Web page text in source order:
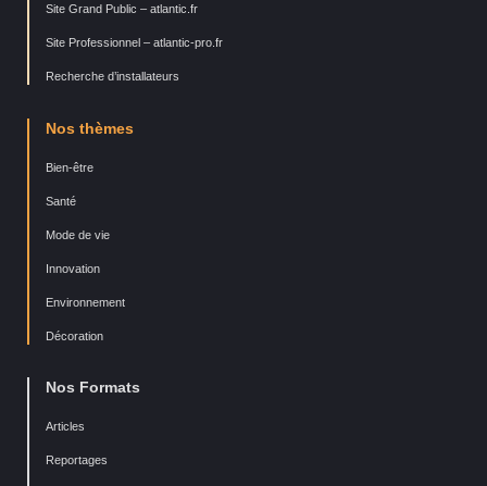
Site Grand Public – atlantic.fr
Site Professionnel – atlantic-pro.fr
Recherche d’installateurs
Nos thèmes
Bien-être
Santé
Mode de vie
Innovation
Environnement
Décoration
Nos Formats
Articles
Reportages